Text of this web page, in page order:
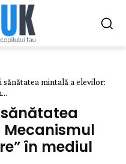
sănătatea mintală a elevilor:
sănătatea
în mediul